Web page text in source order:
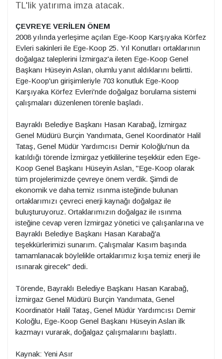
TL'lik yatırıma imza atacak.
ÇEVREYE VERİLEN ÖNEM
2008 yılında yerleşime açılan Ege-Koop Karşıyaka Körfez
Evleri sakinleri ile Ege-Koop 25. Yıl Konutları ortaklarının
doğalgaz taleplerini İzmirgaz'a ileten Ege-Koop Genel
Başkanı Hüseyin Aslan, olumlu yanıt aldıklarını belirtti.
Ege-Koop'un girişimleriyle 703 konutluk Ege-Koop
Karşıyaka Körfez Evleri'nde doğalgaz borulama sistemi
çalışmaları düzenlenen törenle başladı.
Bayraklı Belediye Başkanı Hasan Karabağ, İzmirgaz
Genel Müdürü Burçin Yandımata, Genel Koordinatör Halil
Tataş, Genel Müdür Yardımcısı Demir Koloğlu'nun da
katıldığı törende İzmirgaz yetkililerine teşekkür eden Ege-
Koop Genel Başkanı Hüseyin Aslan, "Ege-Koop olarak
tüm projelerimizde çevreye önem verdik. Şimdi de
ekonomik ve daha temiz ısınma isteğinde bulunan
ortaklarımızı çevreci enerji kaynağı doğalgaz ile
buluşturuyoruz. Ortaklarımızın doğalgaz ile ısınma
isteğine cevap veren İzmirgaz yönetici ve çalışanlarına ve
Bayraklı Belediye Başkanı Hasan Karabağ'a
teşekkürlerimizi sunarım. Çalışmalar Kasım başında
tamamlanacak böylelikle ortaklarımız kışa temiz enerji ile
ısınarak girecek" dedi.
Törende, Bayraklı Belediye Başkanı Hasan Karabağ,
İzmirgaz Genel Müdürü Burçin Yandımata, Genel
Koordinatör Halil Tataş, Genel Müdür Yardımcısı Demir
Koloğlu, Ege-Koop Genel Başkanı Hüseyin Aslan ilk
kazmayı vurarak, doğalgaz çalışmalarını başlattı.
Kaynak: Yeni Asır